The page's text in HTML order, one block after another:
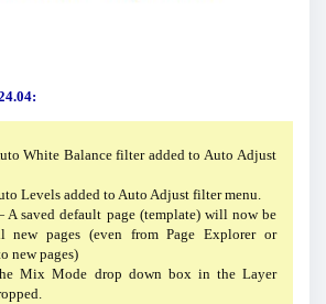
White Balance filter added to Auto Adjust
Levels added to Auto Adjust filter menu.
saved default page (template) will now be
new pages (even from Page Explorer or
new pages)
Mix Mode drop down box in the Layer